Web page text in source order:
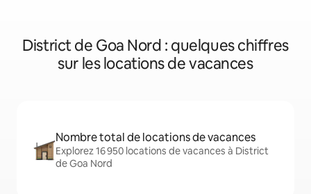
District de Goa Nord : quelques chiffres
sur les locations de vacances
Nombre total de locations de vacances
Explorez 16 950 locations de vacances à District
de Goa Nord